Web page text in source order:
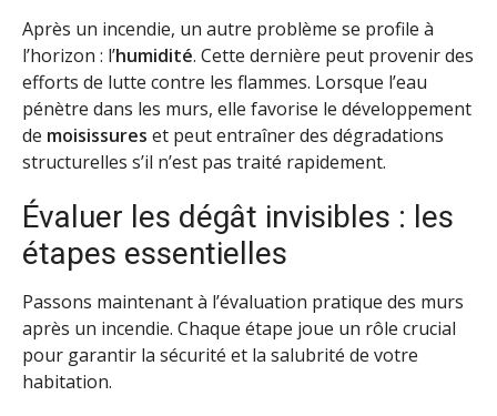
Après un incendie, un autre problème se profile à
l’horizon : l’humidité. Cette dernière peut provenir des
efforts de lutte contre les flammes. Lorsque l’eau
pénètre dans les murs, elle favorise le développement
de moisissures et peut entraîner des dégradations
structurelles s’il n’est pas traité rapidement.
Évaluer les dégât invisibles : les
étapes essentielles
Passons maintenant à l’évaluation pratique des murs
après un incendie. Chaque étape joue un rôle crucial
pour garantir la sécurité et la salubrité de votre
habitation.